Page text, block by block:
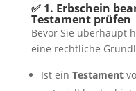
✅ 1. Erbschein
Testament prüfen
Bevor Sie überhaupt
eine rechtliche
Ist ein Testament